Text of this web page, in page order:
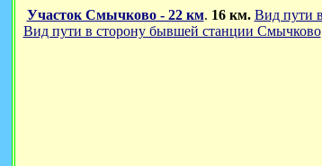
Участок Смычково - 22 км. 16 км. Вид пути
Вид пути в сторону бывшей станции Смычково